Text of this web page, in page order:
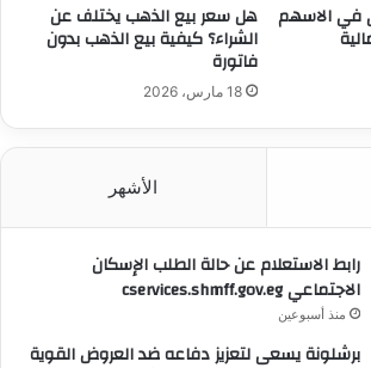
في الاسهم هل سعر بيع الذهب يختلف عن
الشراء؟ كيفية بيع الذهب بدون
فاتورة
18 مارس، 2026
الأشهر
رابط الاستعلام عن حالة الطلب الإسكان
الاجتماعي cservices.shmff.gov.eg
منذ أسبوعين
برشلونة يسعى لتعزيز دفاعه ضد العروض القوية